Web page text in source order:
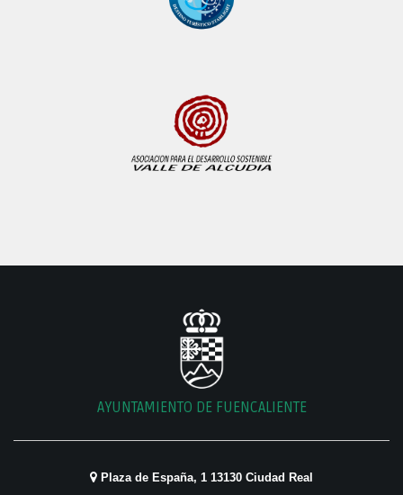
AYUNTAMIENTO DE FUENCALIENTE
Plaza de España, 1 13130 Ciudad Real